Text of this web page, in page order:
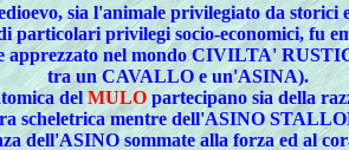
sia l'animale privilegiato da
particolari privilegi socio-economici, fu
apprezzato nel mondo CIVILTA'
tra un CAVALLO e un'ASINA).
delMULO partecipano sia della
scheletrica mentre dell'ASINO
dell'ASINO sommate alla forza ed al